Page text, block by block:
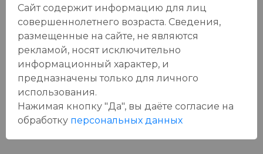
Отзывы:
У данного товара еще нет отзывов, будьте первым, кто
оставит отзыв!
Сайт содержит информацию для лиц
совершеннолетнего возраста. Сведения,
размещенные на сайте, не являются
рекламой, носят исключительно
информационный характер, и
предназначены только для личного
использования.
Нажимая кнопку "Да", вы даёте cогласие на
обработку персональных данных